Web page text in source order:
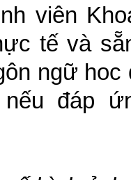
viên
tế và
ngữ hoc
nếu đáp